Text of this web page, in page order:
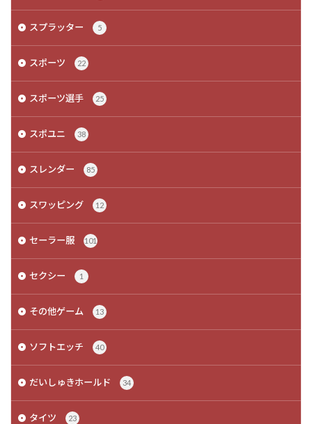
スプラッター 5
スポーツ 22
スポーツ選手 25
スポユニ 38
スレンダー 85
スワッピング 12
セーラー服 101
セクシー 1
その他ゲーム 13
ソフトエッチ 40
だいしゅきホールド 34
タイツ 23